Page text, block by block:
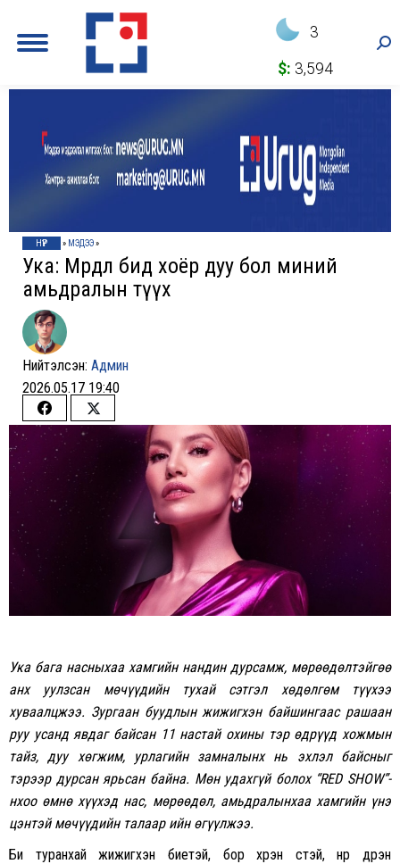
3
$: 3,594
НҮҮР » МЭДЭЭ»
Ука: Мөрөөдөл бид хоёр дуу бол миний
амьдралын түүх
Нийтэлсэн: Админ
2026.05.17 19:40
Share
on
Facebook
Share
Twitter
Ука бага насныхаа хамгийн нандин дурсамж, мөрөөдөлтэйгөө
анх уулзсан мөчүүдийн тухай сэтгэл хөдөлгөм түүхээ
хуваалцжээ. Зургаан буудлын жижигхэн байшингаас рашаан
руу усанд явдаг байсан 11 настай охины тэр өдрүүд хожмын
тайз, дуу хөгжим, урлагийн замналынх нь эхлэл байсныг
тэрээр дурсан ярьсан байна. Мөн удахгүй болох “RED SHOW”-
нхоо өмнө хүүхэд нас, мөрөөдөл, амьдралынхаа хамгийн үнэ
цэнтэй мөчүүдийн талаар ийн өгүүлжээ.
Би туранхай жижигхэн биетэй, бор хүрэн үстэй, нүүр дүүрэн